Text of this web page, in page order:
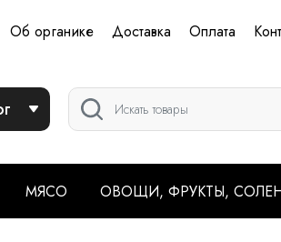
Об органике Доставка Оплата
МЯСО ОВОЩИ, ФРУКТЫ,